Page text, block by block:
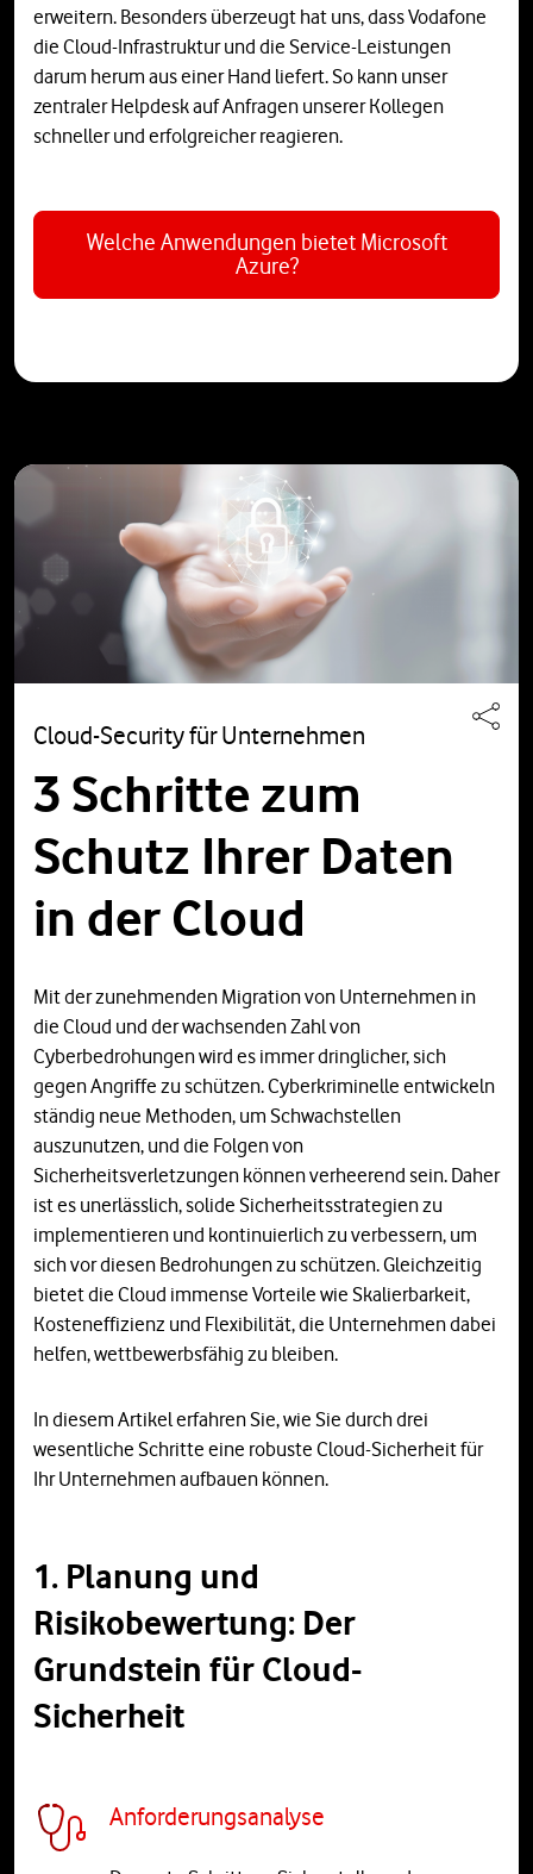
erweitern. Besonders überzeugt hat uns, dass Vodafone
die Cloud-Infrastruktur und die Service-Leistungen
darum herum aus einer Hand liefert. So kann unser
zentraler Helpdesk auf Anfragen unserer Kollegen
schneller und erfolgreicher reagieren.
Welche Anwendungen bietet Microsoft
Azure?
Cloud-Security für Unternehmen
3 Schritte zum
Schutz Ihrer Daten
in der Cloud
Mit der zunehmenden Migration von Unternehmen in
die Cloud und der wachsenden Zahl von
Cyberbedrohungen wird es immer dringlicher, sich
gegen Angriffe zu schützen. Cyberkriminelle entwickeln
ständig neue Methoden, um Schwachstellen
auszunutzen, und die Folgen von
Sicherheitsverletzungen können verheerend sein. Daher
ist es unerlässlich, solide Sicherheitsstrategien zu
implementieren und kontinuierlich zu verbessern, um
sich vor diesen Bedrohungen zu schützen. Gleichzeitig
bietet die Cloud immense Vorteile wie Skalierbarkeit,
Kosteneffizienz und Flexibilität, die Unternehmen dabei
helfen, wettbewerbsfähig zu bleiben.
In diesem Artikel erfahren Sie, wie Sie durch drei
wesentliche Schritte eine robuste Cloud-Sicherheit für
Ihr Unternehmen aufbauen können.
1. Planung und
Risikobewertung: Der
Grundstein für Cloud-
Sicherheit
Anforderungsanalyse